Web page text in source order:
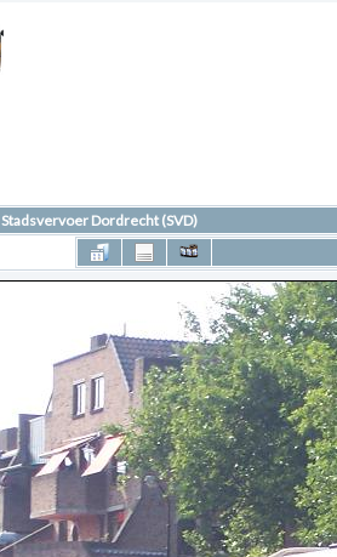
Stadsvervoer Dordrecht (SVD)